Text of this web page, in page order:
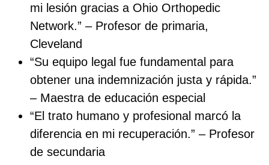
mi lesión gracias a Ohio Orthopedic
Network.” – Profesor de primaria,
Cleveland
“Su equipo legal fue fundamental para
obtener una indemnización justa y rápida.”
– Maestra de educación especial
“El trato humano y profesional marcó la
diferencia en mi recuperación.” – Profesor
de secundaria